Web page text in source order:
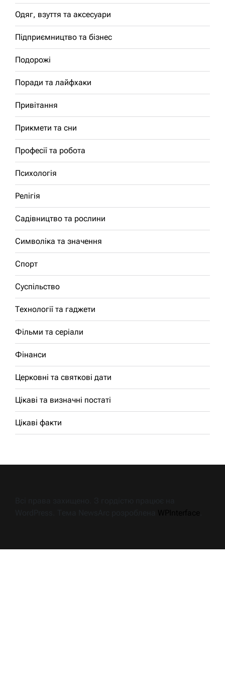
Одяг, взуття та аксесуари
Підприємництво та бізнес
Подорожі
Поради та лайфхаки
Привітання
Прикмети та сни
Професії та робота
Психологія
Релігія
Садівництво та рослини
Символіка та значення
Спорт
Суспільство
Технології та гаджети
Фільми та серіали
Фінанси
Церковні та святкові дати
Цікаві та визначні постаті
Цікаві факти